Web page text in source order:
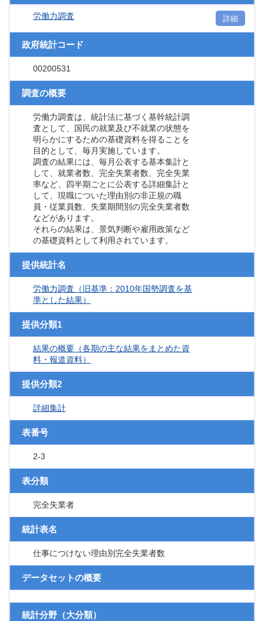
労働力調査 詳細
政府統計コード
00200531
調査の概要
労働力調査は、統計法に基づく基幹統計調
査として、国民の就業及び不就業の状態を
明らかにするための基礎資料を得ることを
目的として、毎月実施しています。
調査の結果には、毎月公表する基本集計と
して、就業者数、完全失業者数、完全失業
率など、四半期ごとに公表する詳細集計と
して、現職についた理由別の非正規の職
員・従業員数、失業期間別の完全失業者数
などがあります。
それらの結果は、景気判断や雇用政策など
の基礎資料として利用されています。
提供統計名
労働力調査（旧基準：2010年国勢調査を基
準とした結果）
提供分類1
結果の概要（各期の主な結果をまとめた資
料・報道資料）
提供分類2
詳細集計
表番号
2-3
表分類
完全失業者
統計表名
仕事につけない理由別完全失業者数
データセットの概要
統計分野（大分類）